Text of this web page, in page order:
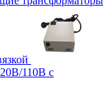
110В с